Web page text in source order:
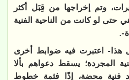
وتم إخراجها من قِبَل أكثر
حتى لو كانت من الناحية الفنية
.
هذا- اعتبرت فيه ضوابط أخرى
المجردة؛ يسقط دعواهم بألا
فنية محضة، إذًا فثمة خطوط